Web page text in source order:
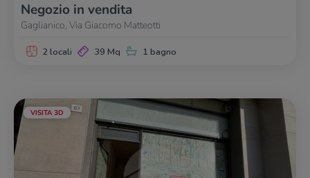
Negozio in vendita
Gaglianico, Via Giacomo Matteotti
2 locali 39 Mq 1 bagno
VISITA 3D